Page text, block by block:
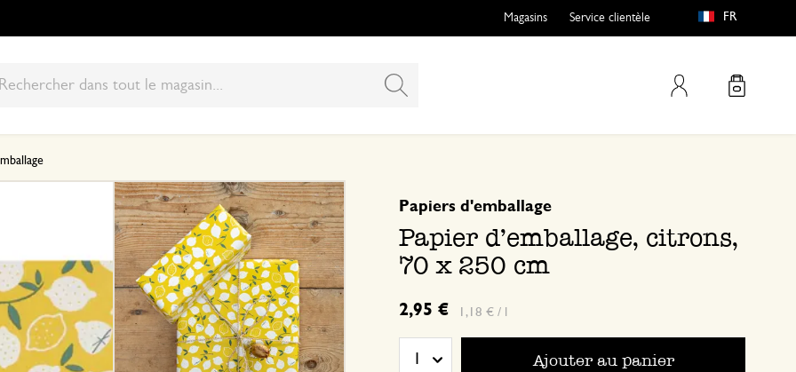
Mon compte
Magasins Service clientèle FR
Papier d'emballage, citrons,
70 x 250 cm
Papiers d'emballage
2,95 € 1,18 € / l
Ajouter au panier